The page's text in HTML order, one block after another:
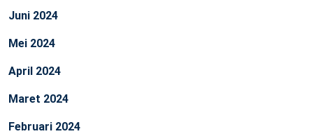
Juni 2024
Mei 2024
April 2024
Maret 2024
Februari 2024